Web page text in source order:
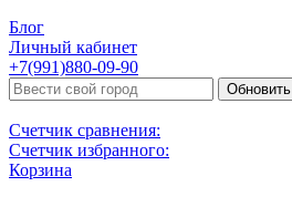
Блог
Личный кабинет
+7(991)880-09-90
Обновить
Счетчик сравнения:
Счетчик избранного:
Корзина